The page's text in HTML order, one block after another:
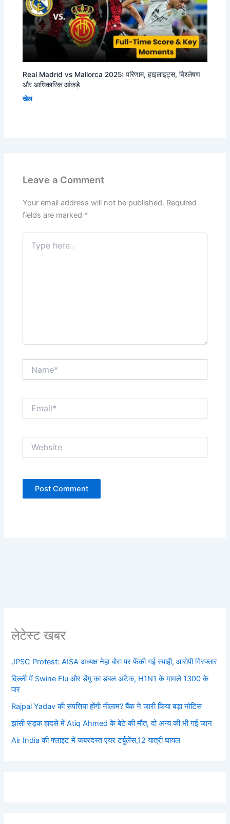
Real Madrid vs Mallorca 2025: परिणाम, हाइलाइट्स, विश्लेषण
और आधिकारिक आंकड़े
खेल
Leave a Comment
Your email address will not be published. Required
fields are marked *
Type
here..
लेटेस्ट खबर
JPSC Protest: AISA अध्यक्ष नेहा बोरा पर फेंकी गई स्याही, आरोपी गिरफ्तार
दिल्ली में Swine Flu और डेंगू का डबल अटैक, H1N1 के मामले 1300 के
पार
Rajpal Yadav की संपत्तियां होंगी नीलाम? बैंक ने जारी किया बड़ा नोटिस
झांसी सड़क हादसे में Atiq Ahmed के बेटे की मौत, दो अन्य की भी गई जान
Air India की फ्लाइट में जबरदस्त एयर टर्बुलेंस,12 यात्री घायल